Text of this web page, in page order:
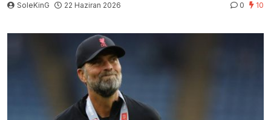
SoleKinG 22 Haziran 2026 0 10